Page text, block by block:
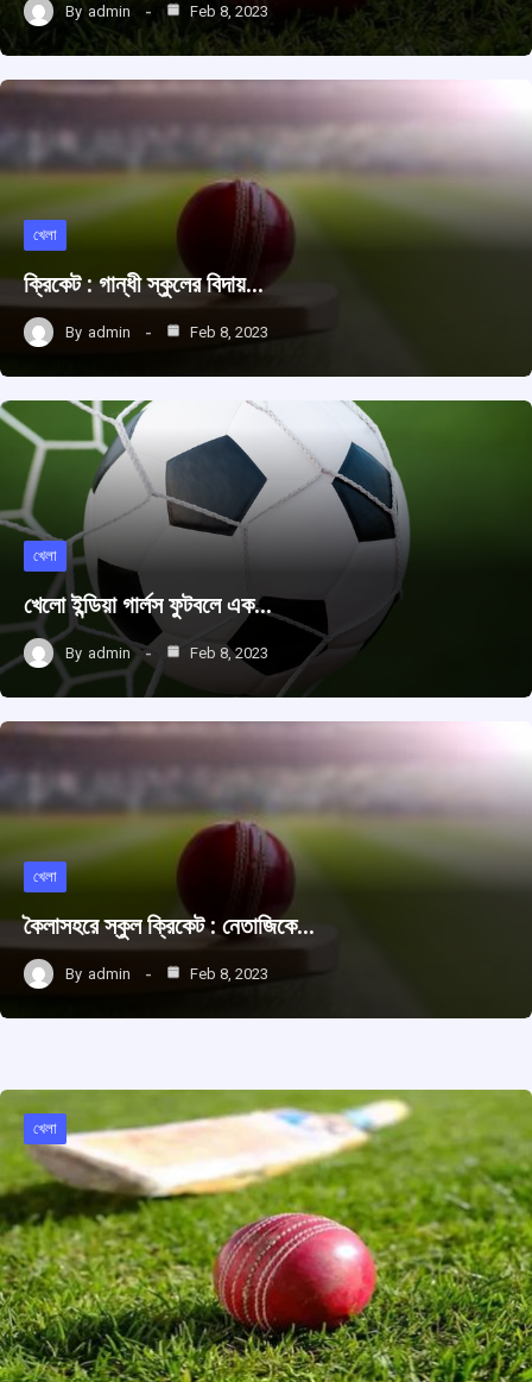
By admin Feb 8, 2023
খেলা
ক্রিকেট : গান্ধী স্কুলের বিদায়…
By admin Feb 8, 2023
খেলা
খেলো ইন্ডিয়া গার্লস ফুটবলে এক…
By admin Feb 8, 2023
খেলা
কৈলাসহরে স্কুল ক্রিকেট : নেতাজিকে…
By admin Feb 8, 2023
খেলা